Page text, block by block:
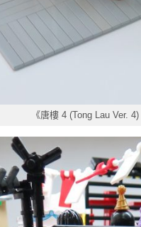
《唐樓 4 (Tong Lau Ver.